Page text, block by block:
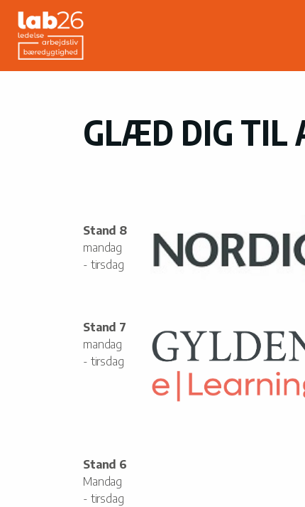
GLÆD DIG TIL
Stand 8
mandag
- tirsdag
Stand 7
mandag
- tirsdag
Stand 6
Mandag
- tirsdag